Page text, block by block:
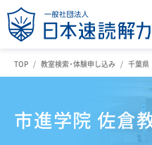
TOP 教室検索・体験申し込み 千葉県
市進学院 佐倉